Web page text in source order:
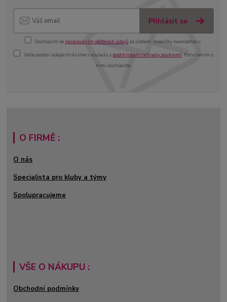
Přihlásit se
Souhlasím se zpracováním osobních údajů za účelem rozesílky newsletteru.
Vaše osobní údaje chráníme v souladu s podmínkami ochrany soukromí. Potvrzením s
nimi souhlasíte.
O FIRMĚ :
O nás
Specialista pro kluby a týmy
Spolupracujeme
VŠE O NÁKUPU :
Obchodní podmínky